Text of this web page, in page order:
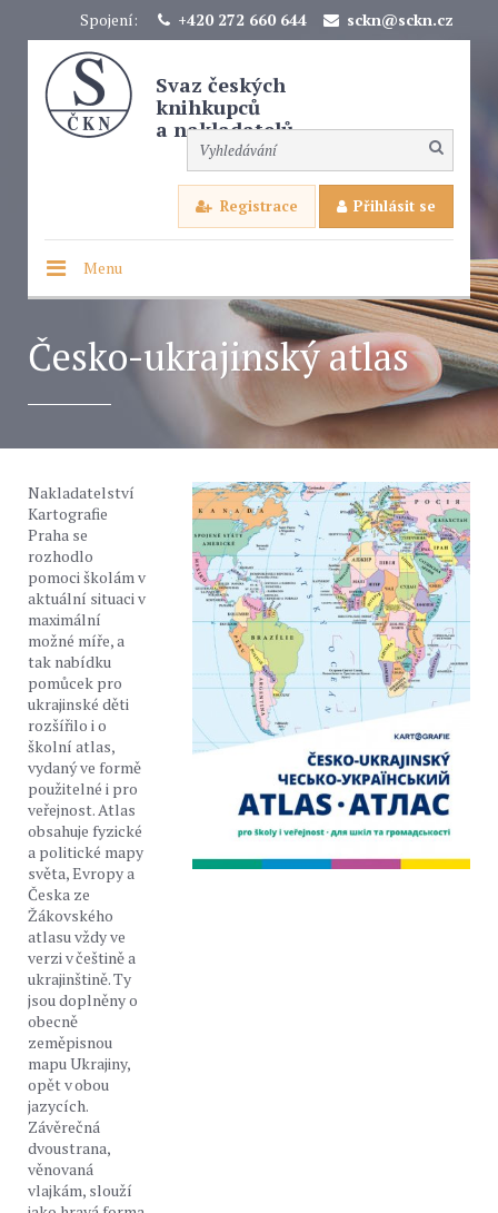
Spojení: +420 272 660 644 sckn@sckn.cz
Svaz českých
knihkupců
a nakladatelů
Registrace Přihlásit se
Menu
Česko-ukrajinský atlas
Nakladatelství
Kartografie
Praha se
rozhodlo
pomoci školám v
aktuální situaci v
maximální
možné míře, a
tak nabídku
pomůcek pro
ukrajinské děti
rozšířilo i o
školní atlas,
vydaný ve formě
použitelné i pro
veřejnost. Atlas
obsahuje fyzické
a politické mapy
světa, Evropy a
Česka ze
Žákovského
atlasu vždy ve
verzi v češtině a
ukrajinštině. Ty
jsou doplněny o
obecně
zeměpisnou
mapu Ukrajiny,
opět v obou
jazycích.
Závěrečná
dvoustrana,
věnovaná
vlajkám, slouží